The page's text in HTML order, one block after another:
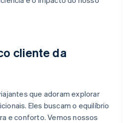
cliente da
que adoram explorar
Eles buscam o equilíbrio
e conforto. Vemos nossos